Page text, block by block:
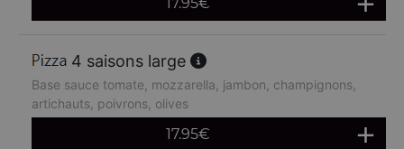
4 saisons large
Base sauce tomate, mozzarella, jambon, champignons,
artichauts, poivrons, olives
17.95€